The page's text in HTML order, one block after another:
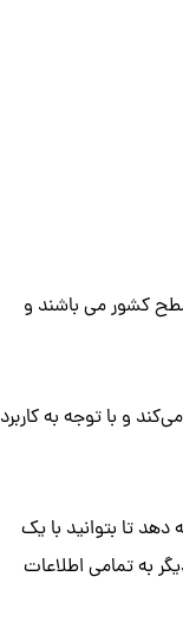
سطح کشور می‌ باشند و
و با توجه به کاربرد
دهد تا بتوانید با یک
به تمامی اطلاعات